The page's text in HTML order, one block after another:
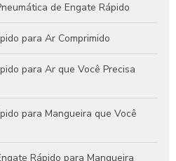
Benefícios, Usos e
de Engate Rápido
para Ar Comprimido
para Ar que Você Precisa
para Mangueira que Você
Rápido para Mangueira